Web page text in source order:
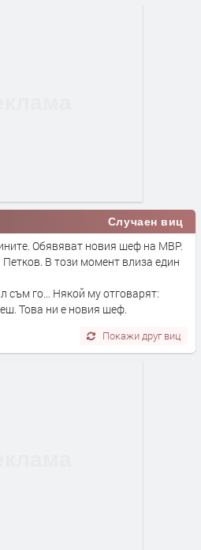
Случаен виц
Обявяват новия шеф на МВР.
В този момент влиза един
съм го… Някой му отговарят:
Това ни е новия шеф.
Покажи друг виц